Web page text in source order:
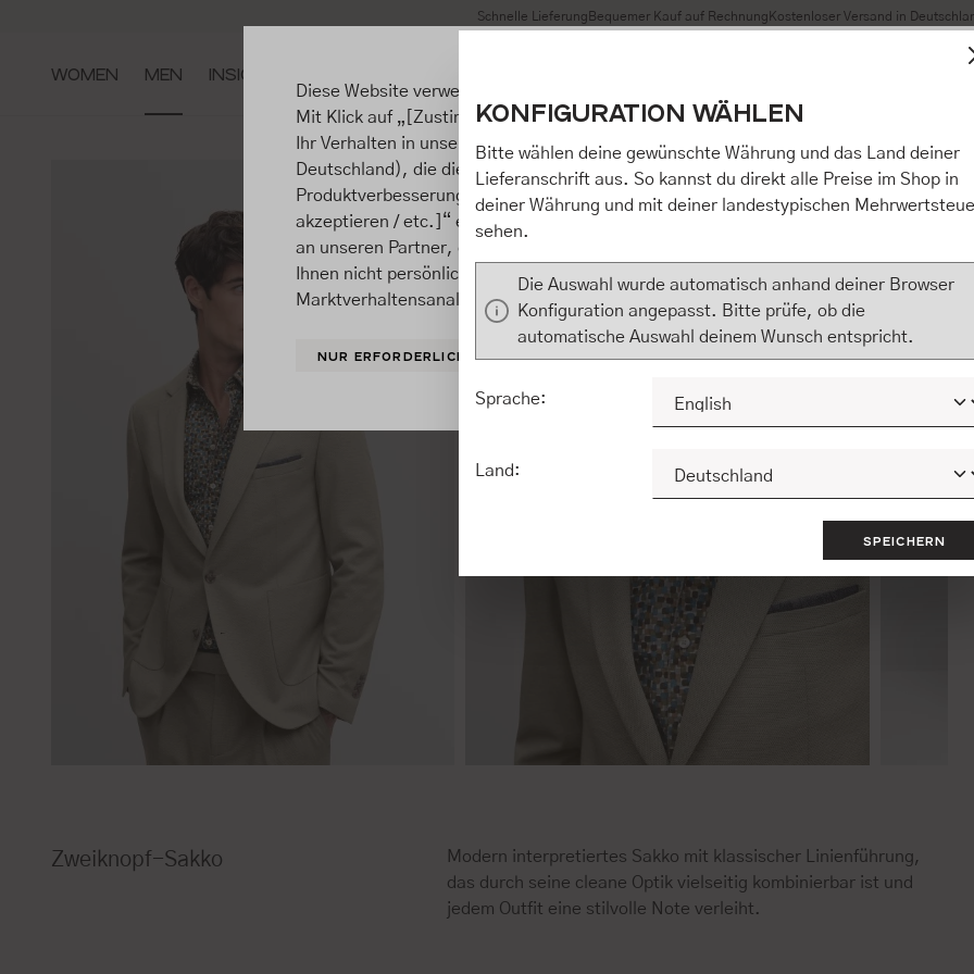
Zur Hauptnavigation springen Schnelle Lieferung Bequemer Kauf auf Rechnung Kostenloser Versand in
WOMEN MEN INSIGHTS
Zweiknopf-Sakko
Modern interpretiertes Sakko mit klassischer Linienführung,
das durch seine cleane Optik vielseitig kombinierbar ist und
jedem Outfit eine stilvolle Note verleiht.
Diese Website verwendet Cookies, um eine bestmögliche Erfahrung bieten zu können.
Mit Klick auf „[Zustimmen / Alles akzeptieren / etc.]“ erteilen Sie Ihre Einwilligung
Ihr Verhalten in unserem Shop an unseren Partner, die shopware AG (Ebbinghoff 10,
Deutschland), die diese Daten Ihnen nicht persönlich zuordnen kann, sie aber zu
Produktverbesserungen, Marktverhaltensanalysen) verarbeiten darf. Mit Klick auf
akzeptieren / etc.]“ erteilen Sie Ihre Einwilligung auch in die Weitergabe über Ihr
an unseren Partner, die shopware AG (Ebbinghoff 10, 48624 Schöppingen,
Ihnen nicht persönlich zuordnen kann, sie aber zu eigenen Zwecken (z.B.
Marktverhaltensanalysen) verarbeiten darf.
NUR ERFORDERLICHE KONFIGURIEREN ALLE COOKIES
KONFIGURATION WÄHLEN
Bitte wählen deine gewünschte Währung und das Land deiner
Lieferanschrift aus. So kannst du direkt alle Preise im Shop in
deiner Währung und mit deiner landestypischen
sehen.
Die Auswahl wurde automatisch anhand deiner Browser
Konfiguration angepasst. Bitte prüfe, ob die
automatische Auswahl deinem Wunsch entspricht.
Sprache:
Land:
SPEICHERN